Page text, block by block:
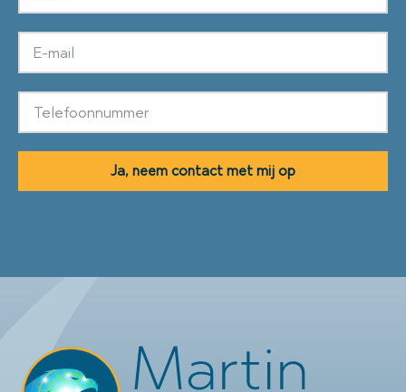
Ja, neem contact met mij op